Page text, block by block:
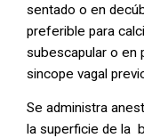
sentado o en
preferible para
subescapular o en
sincope vagal
Se administra
la superficie de la